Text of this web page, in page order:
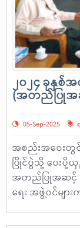
၂၀၂၄ ခုနှစ်
(အတည်ပြုအ
05-Sep-2025
အစည်းအဝေးတွ
ပြိုင်ပွဲသို့ ပေးပို့
အတည်ပြုအဆင့် ရွ
ရေး အဖွဲ့ဝင်မျာ